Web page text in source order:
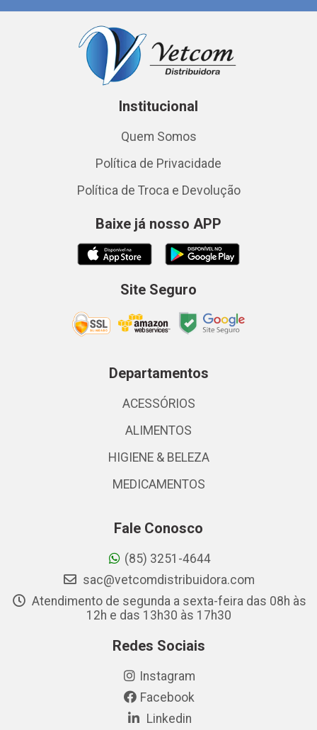
Institucional
Quem Somos
Política de Privacidade
Política de Troca e Devolução
Baixe já nosso APP
Site Seguro
Departamentos
ACESSÓRIOS
ALIMENTOS
HIGIENE & BELEZA
MEDICAMENTOS
Fale Conosco
(85) 3251-4644
sac@vetcomdistribuidora.com
Atendimento de segunda a sexta-feira das 08h às
12h e das 13h30 às 17h30
Redes Sociais
Instagram
Facebook
Linkedin